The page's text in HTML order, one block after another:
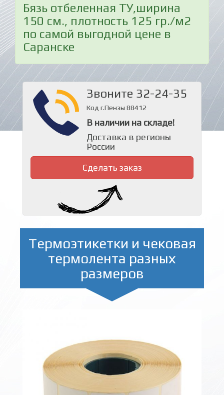
Бязь отбеленная ТУ,ширина
150 см., плотность 125 гр./м2
по самой выгодной цене в
Саранске
Звоните 32-24-35
Код г.Пензы 88412
В наличии на складе!
Доставка в регионы
России
Сделать заказ
Термоэтикетки и чековая
термолента разных
размеров